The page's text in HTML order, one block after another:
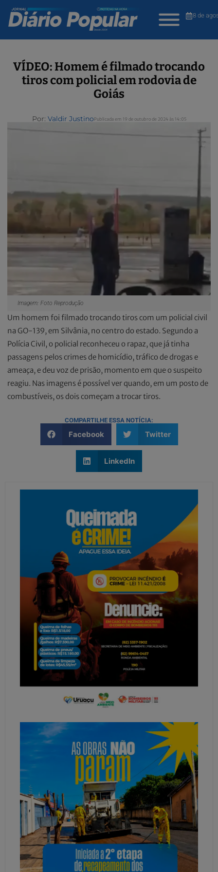
8 de
VÍDEO: Homem é filmado trocando
tiros com policial em rodovia de
Goiás
Por: Valdir JustinoPublicada em 19 de outubro de 2024 às 14:05
Imagem: Foto Reprodução
Um homem foi filmado trocando tiros com um policial civil
na GO-139, em Silvânia, no centro do estado. Segundo a
Polícia Civil, o policial reconheceu o rapaz, que já tinha
passagens pelos crimes de homicídio, tráfico de drogas e
ameaça, e deu voz de prisão, momento em que o suspeito
reagiu. Nas imagens é possível ver quando, em um posto de
combustíveis, os dois começam a trocar tiros.
COMPARTILHE ESSA NOTÍCIA:
Facebook Twitter
LinkedIn